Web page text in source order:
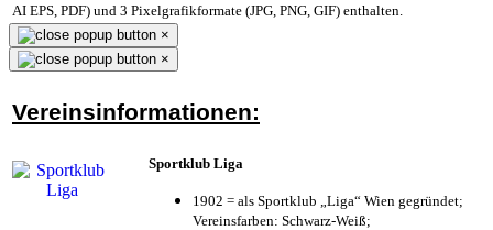
AI EPS, PDF) und 3 Pixelgrafikformate (JPG, PNG, GIF) enthalten.
×
×
Vereinsinformationen:
Sportklub Liga
1902 = als Sportklub „Liga“ Wien gegründet;
Vereinsfarben: Schwarz-Weiß;